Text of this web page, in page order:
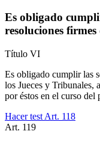
Es obligado
resoluciones
Título VI
Es obligado cumplir las
los Jueces y Tribunales,
por éstos en el curso del
Hacer test Art. 118
Art. 119